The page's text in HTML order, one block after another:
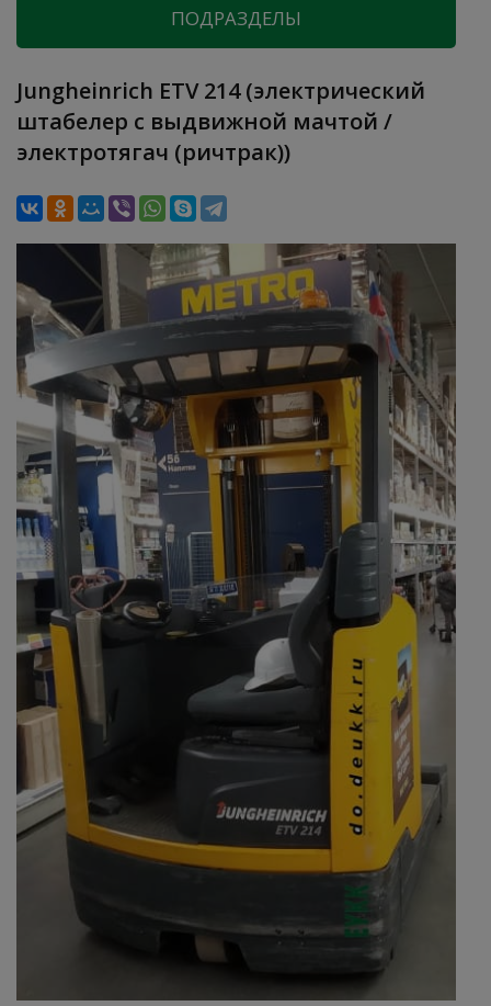
ПОДРАЗДЕЛЫ
Jungheinrich ETV 214 (электрический
штабелер с выдвижной мачтой /
электротягач (ричтрак))